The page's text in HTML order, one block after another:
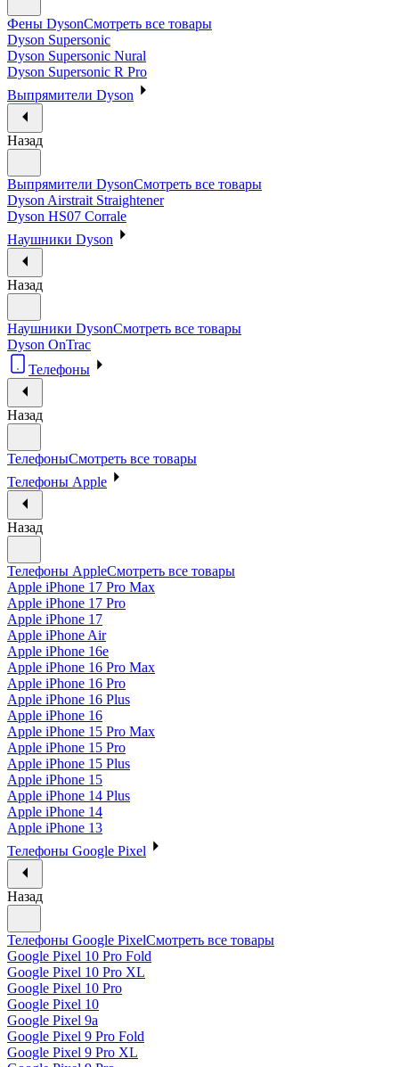
Фены DysonСмотреть все товары
Dyson Supersonic
Dyson Supersonic Nural
Dyson Supersonic R Pro
Выпрямители Dyson
Назад
Выпрямители DysonСмотреть все товары
Dyson Airstrait Straightener
Dyson HS07 Corrale
Наушники Dyson
Назад
Наушники DysonСмотреть все товары
Dyson OnTrac
Телефоны
Назад
ТелефоныСмотреть все товары
Телефоны Apple
Назад
Телефоны AppleСмотреть все товары
Apple iPhone 17 Pro Max
Apple iPhone 17 Pro
Apple iPhone 17
Apple iPhone Air
Apple iPhone 16e
Apple iPhone 16 Pro Max
Apple iPhone 16 Pro
Apple iPhone 16 Plus
Apple iPhone 16
Apple iPhone 15 Pro Max
Apple iPhone 15 Pro
Apple iPhone 15 Plus
Apple iPhone 15
Apple iPhone 14 Plus
Apple iPhone 14
Apple iPhone 13
Телефоны Google Pixel
Назад
Телефоны Google PixelСмотреть все товары
Google Pixel 10 Pro Fold
Google Pixel 10 Pro XL
Google Pixel 10 Pro
Google Pixel 10
Google Pixel 9a
Google Pixel 9 Pro Fold
Google Pixel 9 Pro XL